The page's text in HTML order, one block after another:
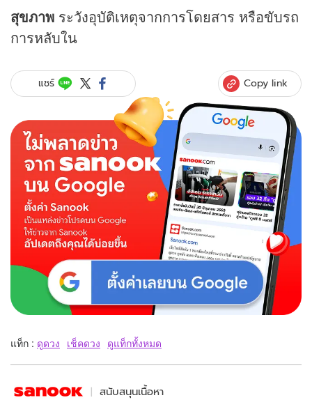
สุขภาพ ระวังอุบัติเหตุจากการโดยสาร หรือขับรถ
การหลับใน
แชร์ Copy link
แท็ก : ดูดวง เช็คดวง ดูแท็กทั้งหมด
สนับสนุนเนื้อหา